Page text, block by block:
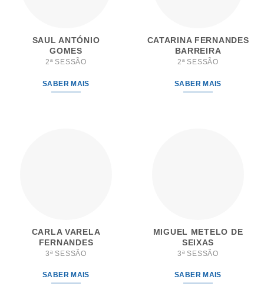
SAUL ANTÓNIO
GOMES
2ª SESSÃO
SABER MAIS
CATARINA FERNANDES
BARREIRA
2ª SESSÃO
SABER MAIS
CARLA VARELA
FERNANDES
3ª SESSÃO
SABER MAIS
MIGUEL METELO DE
SEIXAS
3ª SESSÃO
SABER MAIS